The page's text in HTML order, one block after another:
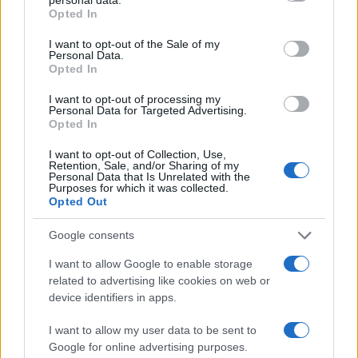
grant or deny consent to Google and its third-party tags to
use your data for below specified purposes in below Google
consent section.
Opted In
I want to opt-out of the Sale of my
Personal Data.
Opted In
I want to opt-out of processing my
Personal Data for Targeted Advertising.
Opted In
I want to opt-out of Collection, Use,
Retention, Sale, and/or Sharing of my
Personal Data that Is Unrelated with the
Purposes for which it was collected.
Opted Out
Google consents
I want to allow Google to enable storage
related to advertising like cookies on web or
device identifiers in apps.
I want to allow my user data to be sent to
Google for online advertising purposes.
Φρίκη από την επίθεση με βιτριόλι
στην Καλλιθέα – Μάχη για να
σωθεί η όραση της 34χρονης
Έναν επίπονο και πολύχρονο Γολγοθά καλείται να